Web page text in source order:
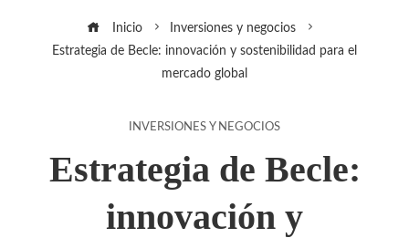
Inicio
Inversiones y negocios
Estrategia de Becle: innovación y sostenibilidad para el
mercado global
INVERSIONES Y NEGOCIOS
Estrategia de Becle:
innovación y